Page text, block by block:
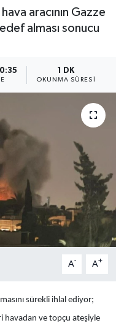
aracının Gazze
alması sonucu
1 DK
OKUNMA SÜRESI
A- A+
sürekli ihlal ediyor;
havadan ve topçu ateşiyle